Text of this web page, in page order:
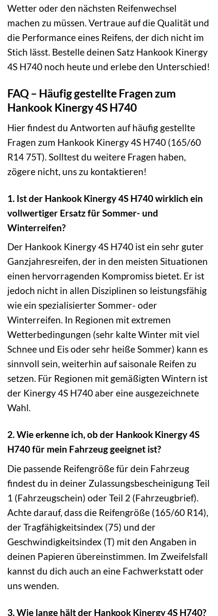
Wetter oder den nächsten Reifenwechsel
machen zu müssen. Vertraue auf die Qualität und
die Performance eines Reifens, der dich nicht im
Stich lässt. Bestelle deinen Satz Hankook Kinergy
4S H740 noch heute und erlebe den Unterschied!
FAQ – Häufig gestellte Fragen zum
Hankook Kinergy 4S H740
Hier findest du Antworten auf häufig gestellte
Fragen zum Hankook Kinergy 4S H740 (165/60
R14 75T). Solltest du weitere Fragen haben,
zögere nicht, uns zu kontaktieren!
1. Ist der Hankook Kinergy 4S H740 wirklich ein
vollwertiger Ersatz für Sommer- und
Winterreifen?
Der Hankook Kinergy 4S H740 ist ein sehr guter
Ganzjahresreifen, der in den meisten Situationen
einen hervorragenden Kompromiss bietet. Er ist
jedoch nicht in allen Disziplinen so leistungsfähig
wie ein spezialisierter Sommer- oder
Winterreifen. In Regionen mit extremen
Wetterbedingungen (sehr kalte Winter mit viel
Schnee und Eis oder sehr heiße Sommer) kann es
sinnvoll sein, weiterhin auf saisonale Reifen zu
setzen. Für Regionen mit gemäßigten Wintern ist
der Kinergy 4S H740 aber eine ausgezeichnete
Wahl.
2. Wie erkenne ich, ob der Hankook Kinergy 4S
H740 für mein Fahrzeug geeignet ist?
Die passende Reifengröße für dein Fahrzeug
findest du in deiner Zulassungsbescheinigung Teil
1 (Fahrzeugschein) oder Teil 2 (Fahrzeugbrief).
Achte darauf, dass die Reifengröße (165/60 R14),
der Tragfähigkeitsindex (75) und der
Geschwindigkeitsindex (T) mit den Angaben in
deinen Papieren übereinstimmen. Im Zweifelsfall
kannst du dich auch an eine Fachwerkstatt oder
uns wenden.
3. Wie lange hält der Hankook Kinergy 4S H740?